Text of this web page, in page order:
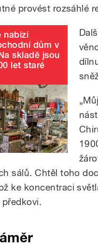
provést rozsáhlé
nabízí
dům v
skladě jsou
let staré
sálů. Chtěl toho
ke koncentraci